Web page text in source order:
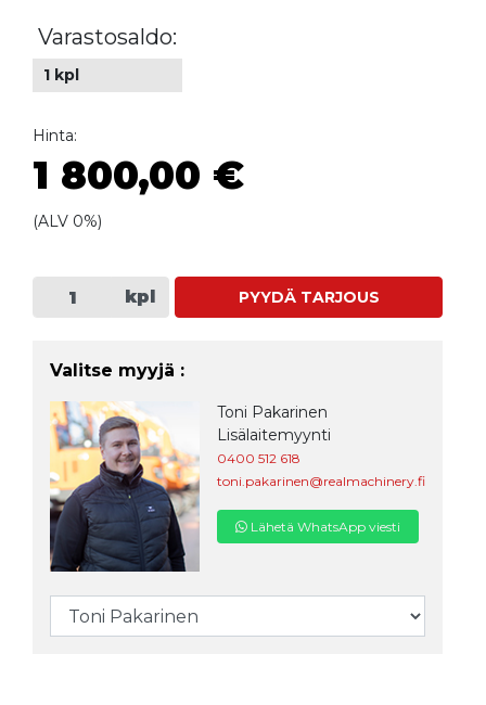
Varastosaldo:
1 kpl
Hinta:
1 800,00 €
(ALV 0%)
kpl PYYDÄ TARJOUS
Valitse myyjä :
Toni Pakarinen
Lisälaitemyynti
0400 512 618
toni.pakarinen@realmachinery.fi
Lähetä WhatsApp viesti